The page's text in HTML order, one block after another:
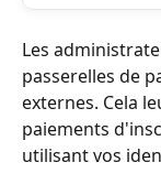
Les
passerelles de
externes. Cela
paiements
utilisant vos